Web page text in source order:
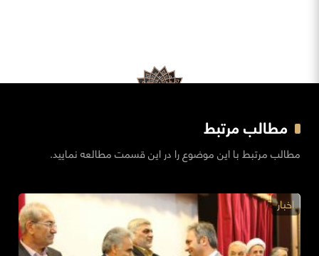
مطالب مرتبط
مطالب مرتبط با این موضوع را در این قسمت مطالعه نمایید.
اخبار